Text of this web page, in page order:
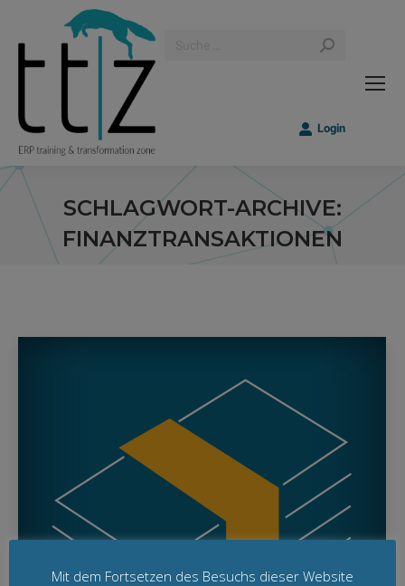
Login
SCHLAGWORT-ARCHIVE:
FINANZTRANSAKTIONEN
Sie befinden sich hier:
Mit dem Fortsetzen des Besuchs dieser Website